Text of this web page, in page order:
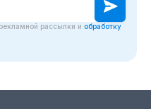
рассылки и обработку